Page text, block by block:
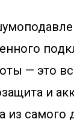
— это
и
из